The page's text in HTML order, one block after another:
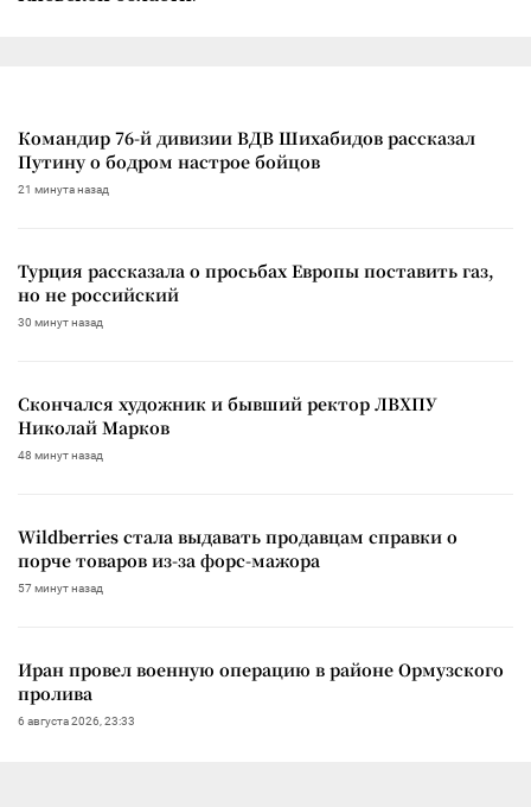
Командир 76-й дивизии ВДВ Шихабидов рассказал
Путину о бодром настрое бойцов
21 минута назад
Турция рассказала о просьбах Европы поставить газ,
но не российский
30 минут назад
Скончался художник и бывший ректор ЛВХПУ
Николай Марков
48 минут назад
Wildberries стала выдавать продавцам справки о
порче товаров из-за форс-мажора
57 минут назад
Иран провел военную операцию в районе Ормузского
пролива
6 августа 2026, 23:33